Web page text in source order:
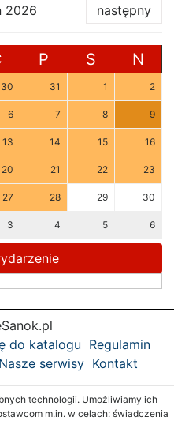
2026 następny
P S N
30 31 1 2
6 7 8 9
13 14 15 16
20 21 22 23
27 28 29 30
3 4 5 6
do katalogu Regulamin
Nasze serwisy Kontakt
technologii. Umożliwiamy ich
m.in. w celach: świadczenia